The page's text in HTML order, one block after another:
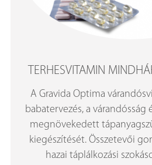
TERHESVITAMIN
A Gravida Optima
babatervezés, a várandósság
megnövekedett
kiegészítését. Összetevői
hazai táplálkozási